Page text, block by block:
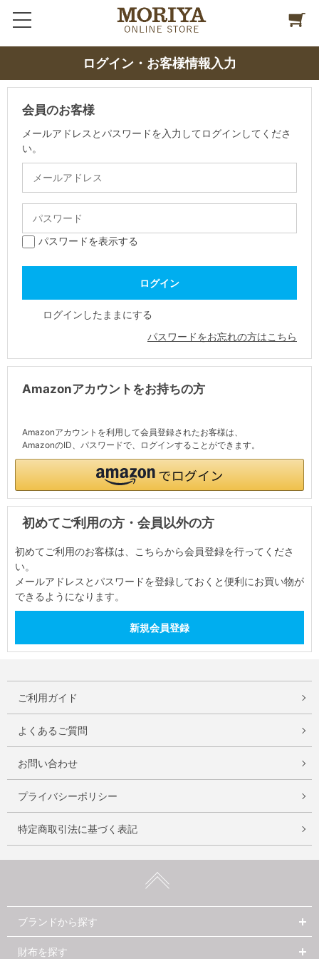
ログイン・お客様情報入力
会員のお客様
メールアドレスとパスワードを入力してログインしてくださ
い。
パスワードを表示する
ログインしたままにする
パスワードをお忘れの方はこちら
Amazonアカウントをお持ちの方
Amazonアカウントを利用して会員登録されたお客様は、
AmazonのID、パスワードで、ログインすることができます。
初めてご利用の方・会員以外の方
初めてご利用のお客様は、こちらから会員登録を行ってくださ
い。
メールアドレスとパスワードを登録しておくと便利にお買い物が
できるようになります。
ご利用ガイド
よくあるご質問
お問い合わせ
プライバシーポリシー
特定商取引法に基づく表記
ブランドから探す
財布を探す